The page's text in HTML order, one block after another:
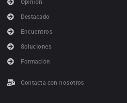
Opinión
Destacado
Encuentros
Soluciones
Formación
Contacta con nosotros